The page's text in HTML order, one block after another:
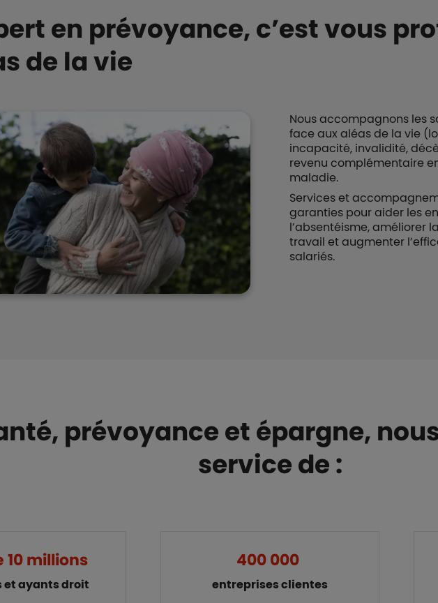
en prévoyance,c’est vous
de la vie
Nous accompagnons les
face aux aléas de la vie
incapacité, invalidité,
revenu complémentaire
maladie.
Services et
garanties pour aider les
l’absentéisme, améliorer
travail et augmenter
salariés.
prévoyance et épargne,
service de :
10 millions
et ayants droit
400 000
entreprises clientes